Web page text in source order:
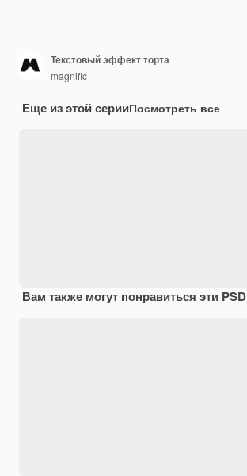
Текстовый эффект торта
magnific
Еще из этой серииПосмотреть все
Вам также могут понравиться эти PSD